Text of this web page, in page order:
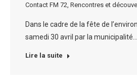
Contact FM 72 Rencontres et
Dans le cadre de la fête de
samedi 30 avril par la municipalité…
Lire la suite